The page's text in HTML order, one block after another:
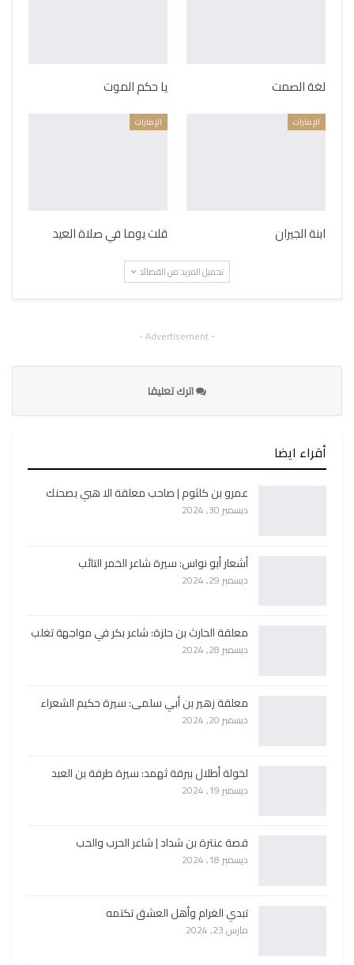
لغة الصمت يا حكم الموت
الإمارات
ابنة الجيران
الإمارات
قلت يوما في صلاة العيد
تحميل المزيد من القصائد
- Advertisement -
اترك تعليقا
أقراء ايضا
عمرو بن كلثوم | صاحب معلقة الا هبي بصحنك
ديسمبر 30, 2024
أشعار أبو نواس: سيرة شاعر الخمر التائب
ديسمبر 29, 2024
معلقة الحارث بن حلزة: شاعر بكر في مواجهة تغلب
ديسمبر 28, 2024
معلقة زهير بن أبي سلمى: سيرة حكيم الشعراء
ديسمبر 20, 2024
لخولة أطلال ببرقة ثهمد: سيرة طرفة بن العبد
ديسمبر 19, 2024
قصة عنترة بن شداد | شاعر الحرب والحب
ديسمبر 18, 2024
تبدي الغرام وأهل العشق تكتمه
مارس 23, 2024